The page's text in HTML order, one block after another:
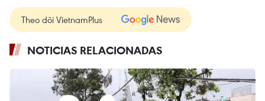
Theo dõi VietnamPlus
NOTICIAS RELACIONADAS